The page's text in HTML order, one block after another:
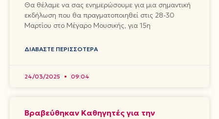
Θα θέλαμε να σας ενημερώσουμε για μια σημαντική
εκδήλωση που θα πραγματοποιηθεί στις 28-30
Μαρτίου στο Μέγαρο Μουσικής, για 15η
ΔΙΑΒΆΣΤΕ ΠΕΡΙΣΣΌΤΕΡΑ
24/03/2025 09:04
Βραβεύθηκαν Καθηγητές για την